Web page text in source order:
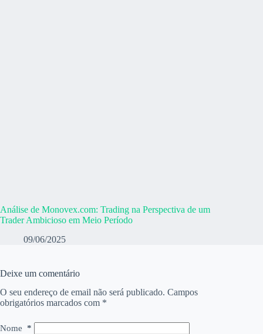
Análise de Monovex.com: Trading na Perspectiva de um
Trader Ambicioso em Meio Período
09/06/2025
Deixe um comentário
O seu endereço de email não será publicado. Campos
obrigatórios marcados com *
Nome *